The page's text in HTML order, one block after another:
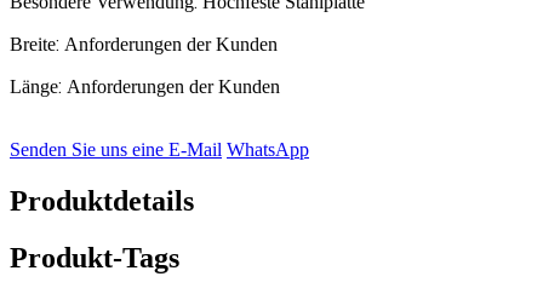
Breite: Anforderungen der Kunden
Länge: Anforderungen der Kunden
Senden Sie uns eine E-Mail WhatsApp
Produktdetails
Produkt-Tags